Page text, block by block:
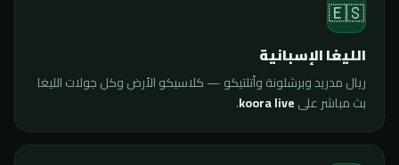
🇪🇸
الليغا الإسبانية
ريال مدريد وبرشلونة وأتلتيكو — كلاسيكو الأرض وكل جولات الليغا
بث مباشر علىkoora live
.